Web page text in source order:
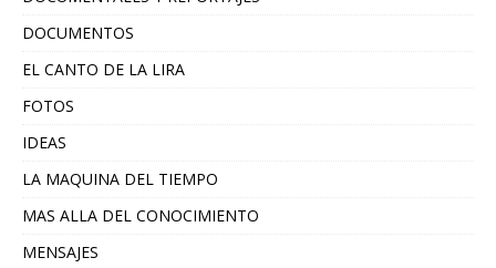
DOCUMENTOS
EL CANTO DE LA LIRA
FOTOS
IDEAS
LA MAQUINA DEL TIEMPO
MAS ALLA DEL CONOCIMIENTO
MENSAJES